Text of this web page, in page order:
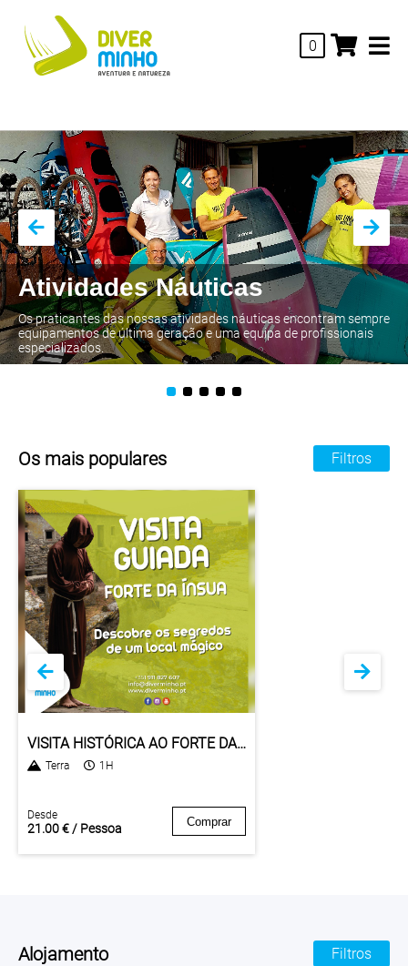
0
Atividades Náuticas
Os praticantes das nossas atividades náuticas encontram sempre
equipamentos de última geração e uma equipa de profissionais
especializados.
Os mais populares Filtros
VISITA HISTÓRICA AO FORTE DA ÍNSUA
Terra 1H
Desde
21.00 € / Pessoa Comprar
Alojamento Filtros